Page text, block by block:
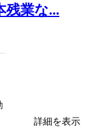
残業な...
詳細を表示